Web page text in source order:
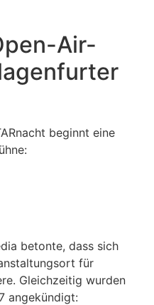
Air-
beginnt eine
betonte, dass sich
für
Gleichzeitig wurden
angekündigt: